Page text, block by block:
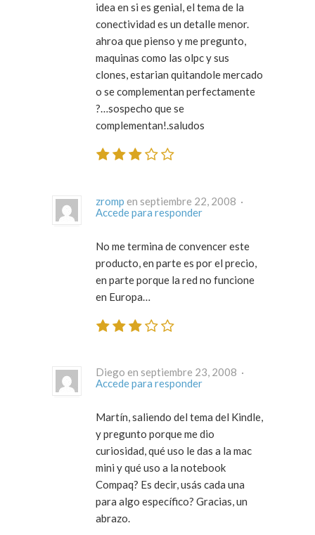
idea en si es genial, el tema de la
conectividad es un detalle menor.
ahroa que pienso y me pregunto,
maquinas como las olpc y sus
clones, estarian quitandole mercado
o se complementan perfectamente
?…sospecho que se
complementan!.saludos
zromp
en septiembre 22, 2008 ·
Accede para responder
No me termina de convencer este
producto, en parte es por el precio,
en parte porque la red no funcione
en Europa…
Diego en septiembre 23, 2008 ·
Accede para responder
Martín, saliendo del tema del Kindle,
y pregunto porque me dio
curiosidad, qué uso le das a la mac
mini y qué uso a la notebook
Compaq? Es decir, usás cada una
para algo específico? Gracias, un
abrazo.